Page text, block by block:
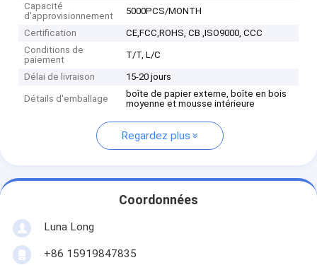
Capacité
d'approvisionnement
5000PCS/MONTH
Certification
CE,FCC,ROHS, CB ,ISO9000, CCC
Conditions de
paiement
T/T, L/C
Délai de livraison 15-20 jours
Détails d'emballage
boîte de papier externe, boîte en bois
moyenne et mousse intérieure
Regardez plus
Coordonnées
Luna Long
+86 15919847835